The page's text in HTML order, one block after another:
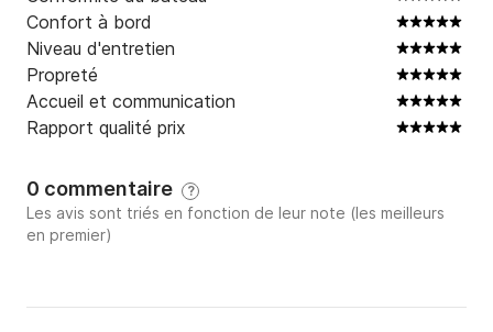
Confort à bord
Niveau d'entretien
Propreté
Accueil et communication
Rapport qualité prix
0 commentaire ?
Les avis sont triés en fonction de leur note (les meilleurs
en premier)